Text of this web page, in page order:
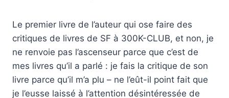
Le premier livre de l’auteur qui ose faire des
critiques de livres de SF à 300K-CLUB, et non, je
ne renvoie pas l’ascenseur parce que c’est de
mes livres qu’il a parlé : je fais la critique de son
livre parce qu’il m’a plu – ne l’eût-il point fait que
je l’eusse laissé à l’attention désintéressée de